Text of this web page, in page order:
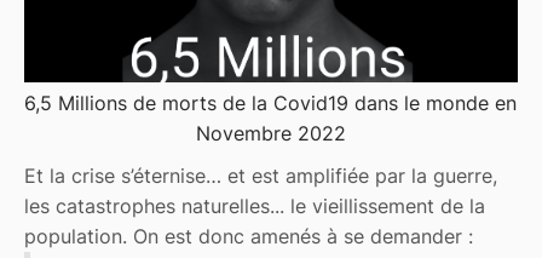
6,5 Millions de morts de la Covid19 dans le monde en
Novembre 2022
Et la crise s’éternise… et est amplifiée par la guerre,
les catastrophes naturelles... le vieillissement de la
population. On est donc amenés à se demander :